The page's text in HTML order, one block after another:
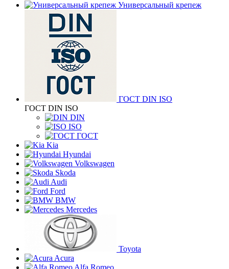
Универсальный крепеж
ГОСТ DIN ISO
ГОСТ DIN ISO
DIN
ISO
ГОСТ
Kia
Hyundai
Volkswagen
Skoda
Audi
Ford
BMW
Mercedes
Toyota
Acura
Alfa Romeo